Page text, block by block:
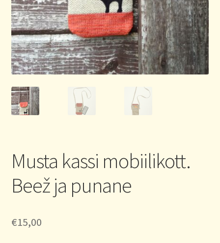
Musta kassi mobiilikott.
Beež ja punane
€15,00